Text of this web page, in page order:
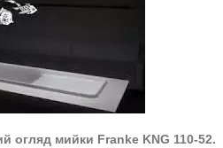
огляд мийки Franke KNG 110-52.